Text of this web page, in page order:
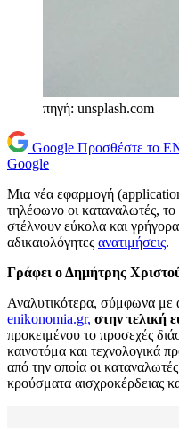
πηγή: unsplash.com
Google Προσθέστε το
Google
Μια νέα εφαρμογή
τηλέφωνο οι καταναλωτές,
στέλνουν εύκολα και γρήγορα
αδικαιολόγητες ανατιμήσεις.
Γράφει ο Δημήτρης
Αναλυτικότερα, σύμφωνα με
enikonomia.gr, στην τελική
προκειμένου το προσεχές
καινοτόμα και τεχνολογικά
από την οποία οι
κρούσματα αισχροκέρδειας